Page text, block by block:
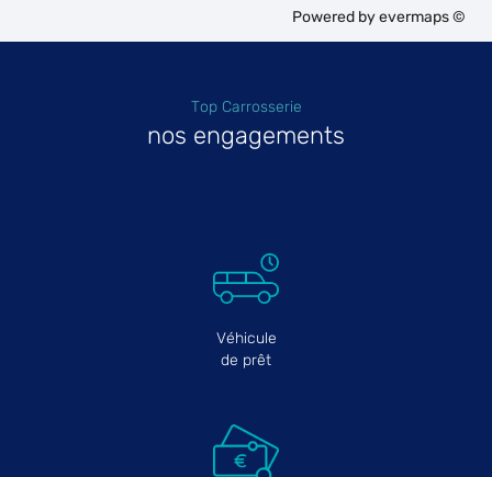
Powered byevermaps ©
Top Carrosserie
nos engagements
Véhicule
de prêt